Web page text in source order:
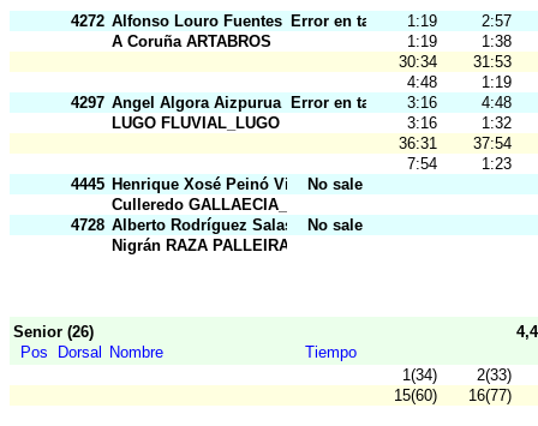
4272 Alfonso Louro Fuentes Error en tarj. 1:19
2:57
A Coruña ARTABROS
1:19
1:38
30:34
31:53
4:48
1:19
4297 Angel Algora Aizpurua Error en tarj. 3:16
4:48
LUGO FLUVIAL_LUGO
3:16
1:32
36:31
37:54
7:54
1:23
4445 Henrique Xosé Peinó VillaresNo sale
Culleredo GALLAECIA_RAID
4728 Alberto Rodríguez Salas
No sale
Nigrán RAZA PALLEIRA
Senior (26)
Pos
Dorsal Nombre
Tiempo
1(34)
2(33)
15(60)
16(77)